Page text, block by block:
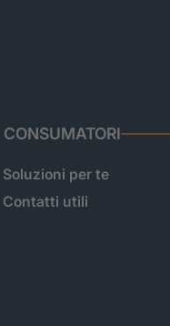
CONSUMATORI
Soluzioni per te
Contatti utili